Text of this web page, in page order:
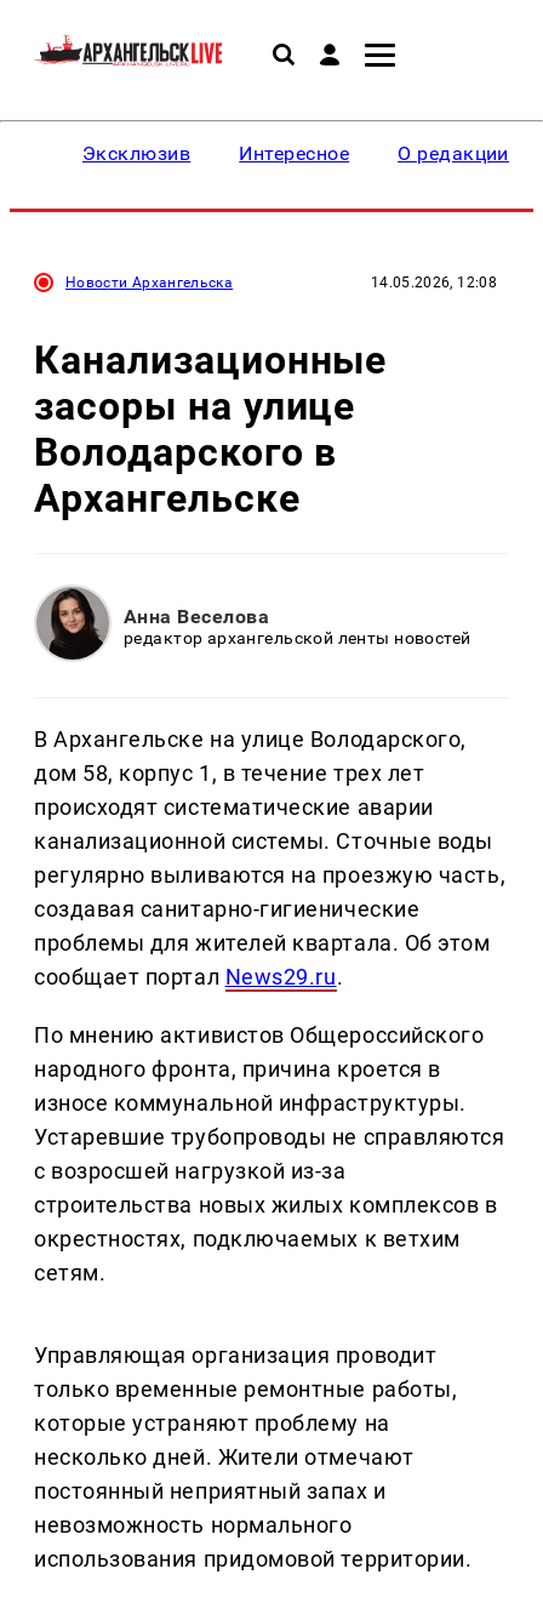
Эксклюзив Интересное О редакции
Новости Архангельска 14.05.2026, 12:08
Канализационные
засоры на улице
Володарского в
Архангельске
Анна Веселова
редактор архангельской ленты новостей
В Архангельске на улице Володарского,
дом 58, корпус 1, в течение трех лет
происходят систематические аварии
канализационной системы. Сточные воды
регулярно выливаются на проезжую часть,
создавая санитарно-гигиенические
проблемы для жителей квартала. Об этом
сообщает портал News29.ru.
По мнению активистов Общероссийского
народного фронта, причина кроется в
износе коммунальной инфраструктуры.
Устаревшие трубопроводы не справляются
с возросшей нагрузкой из-за
строительства новых жилых комплексов в
окрестностях, подключаемых к ветхим
сетям.
Управляющая организация проводит
только временные ремонтные работы,
которые устраняют проблему на
несколько дней. Жители отмечают
постоянный неприятный запах и
невозможность нормального
использования придомовой территории.